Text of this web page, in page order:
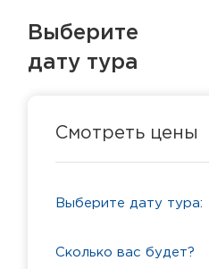
Выберите
дату тура
Смотреть цены
Выберите дату тура:
Сколько вас будет?